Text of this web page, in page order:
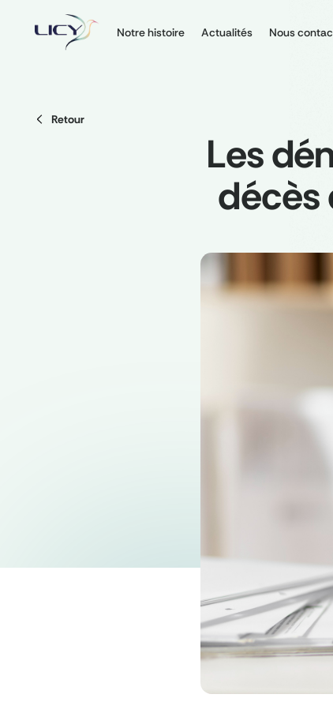
Notre histoire Actualités Nous
Retour
Les
décès